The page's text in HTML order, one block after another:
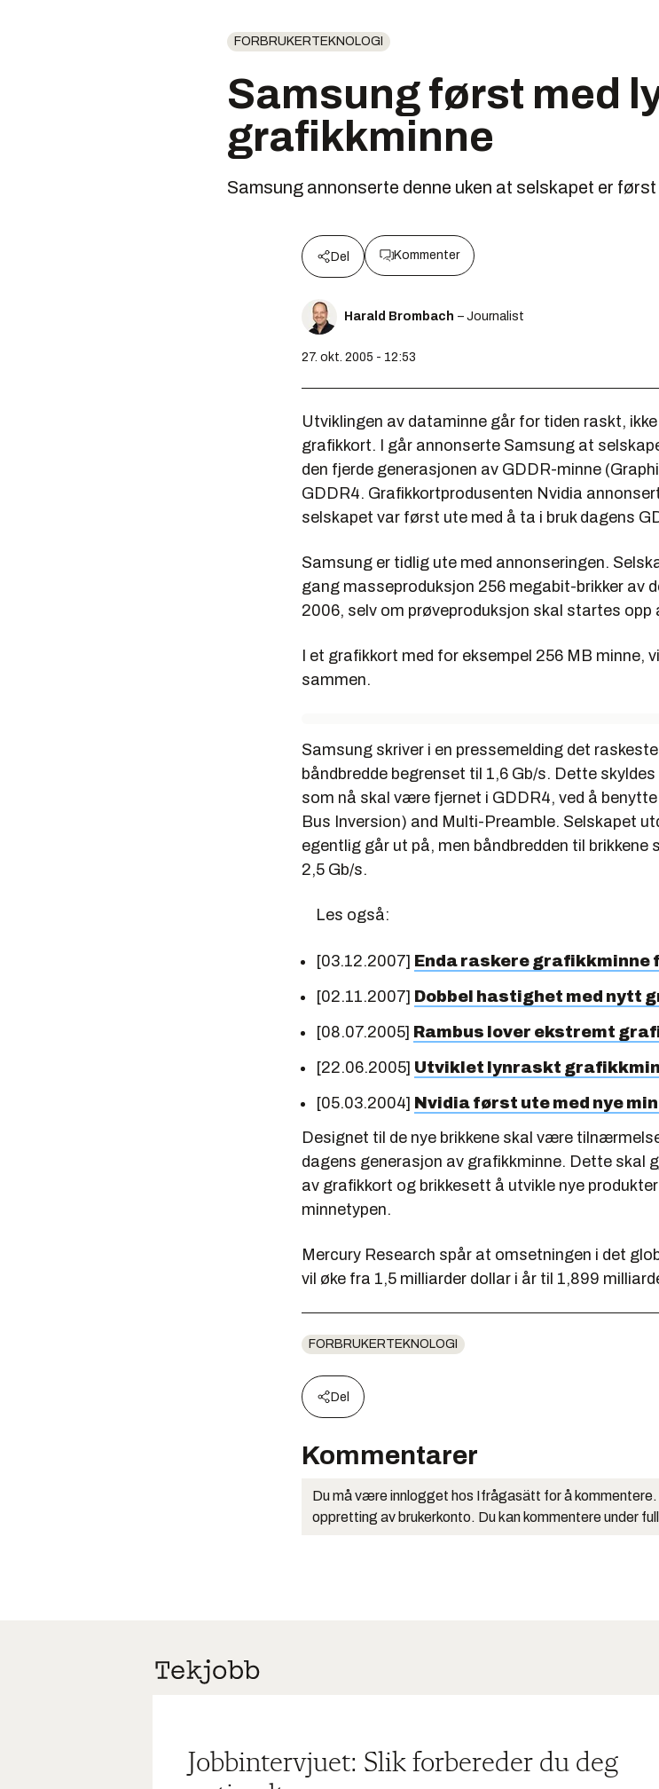
FORBRUKERTEKNOLOGI
Samsung først med
grafikkminne
Samsung annonserte denne uken at selskapet er
Del Kommenter
Harald Brombach – Journalist
27. okt. 2005 - 12:53
Utviklingen av dataminne går for tiden raskt,
grafikkort. I går annonserte Samsung at
den fjerde generasjonen av GDDR-minne
GDDR4. Grafikkortprodusenten Nvidia
selskapet var først ute med å ta i bruk dagens
Samsung er tidlig ute med annonseringen.
gang masseproduksjon 256 megabit-brikker av
2006, selv om prøveproduksjon skal startes opp
I et grafikkort med for eksempel 256 MB minne,
sammen.
Samsung skriver i en pressemelding det
båndbredde begrenset til 1,6 Gb/s. Dette
som nå skal være fjernet i GDDR4, ved å
Bus Inversion) and Multi-Preamble. Selskapet
egentlig går ut på, men båndbredden til
2,5 Gb/s.
Les også:
[03.12.2007] Enda raskere grafikkminne
[02.11.2007] Dobbel hastighet med nytt
[08.07.2005] Rambus lover ekstremt
[22.06.2005] Utviklet lynraskt
[05.03.2004] Nvidia først ute med nye
Designet til de nye brikkene skal være
dagens generasjon av grafikkminne. Dette skal
av grafikkort og brikkesett å utvikle nye
minnetypen.
Mercury Research spår at omsetningen i det
vil øke fra 1,5 milliarder dollar i år til 1,899
FORBRUKERTEKNOLOGI
Del
Kommentarer
Du må være innlogget hos Ifrågasätt for å
oppretting av brukerkonto. Du kan kommentere under
Jobbintervjuet: Slik forbereder du deg